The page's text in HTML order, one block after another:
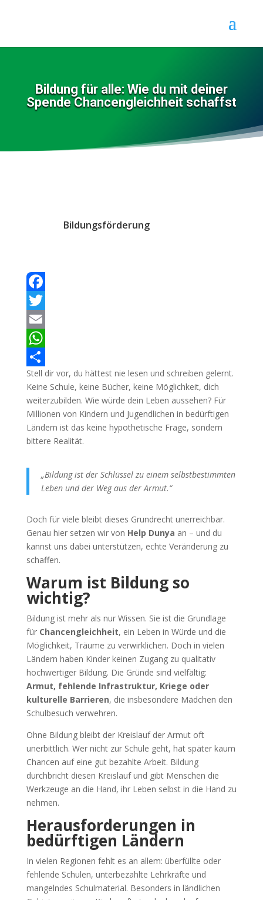
Bildung für alle: Wie du mit deiner
Spende Chancengleichheit schaffst
Bildungsförderung
Facebook
Twitter
Email
WhatsApp
Teilen
Stell dir vor, du hättest nie lesen und schreiben gelernt.
Keine Schule, keine Bücher, keine Möglichkeit, dich
weiterzubilden. Wie würde dein Leben aussehen? Für
Millionen von Kindern und Jugendlichen in bedürftigen
Ländern ist das keine hypothetische Frage, sondern
bittere Realität.
„Bildung ist der Schlüssel zu einem selbstbestimmten
Leben und der Weg aus der Armut.“
Doch für viele bleibt dieses Grundrecht unerreichbar.
Genau hier setzen wir von Help Dunya an – und du
kannst uns dabei unterstützen, echte Veränderung zu
schaffen.
Warum ist Bildung so
wichtig?
Bildung ist mehr als nur Wissen. Sie ist die Grundlage
für Chancengleichheit, ein Leben in Würde und die
Möglichkeit, Träume zu verwirklichen. Doch in vielen
Ländern haben Kinder keinen Zugang zu qualitativ
hochwertiger Bildung. Die Gründe sind vielfältig:
Armut, fehlende Infrastruktur, Kriege oder
kulturelle Barrieren, die insbesondere Mädchen den
Schulbesuch verwehren.
Ohne Bildung bleibt der Kreislauf der Armut oft
unerbittlich. Wer nicht zur Schule geht, hat später kaum
Chancen auf eine gut bezahlte Arbeit. Bildung
durchbricht diesen Kreislauf und gibt Menschen die
Werkzeuge an die Hand, ihr Leben selbst in die Hand zu
nehmen.
Herausforderungen in
bedürftigen Ländern
In vielen Regionen fehlt es an allem: überfüllte oder
fehlende Schulen, unterbezahlte Lehrkräfte und
mangelndes Schulmaterial. Besonders in ländlichen